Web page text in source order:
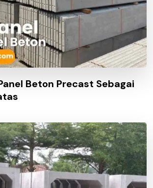
Beton Precast Sebagai